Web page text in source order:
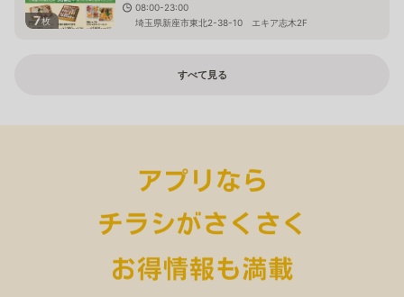
7枚
08:00-23:00
埼玉県新座市東北2-38-10 エキア志木2F
すべて見る